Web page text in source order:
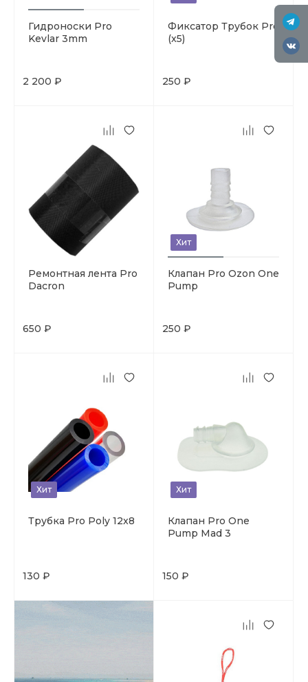
Гидроноски Pro
Kevlar 3mm
2 200 ₽
Фиксатор Трубок Pro
(x5)
250 ₽
Ремонтная лента Pro
Dacron
650 ₽
Хит
Клапан Pro Ozon One
Pump
250 ₽
Хит
Трубка Pro Poly 12x8
130 ₽
Хит
Клапан Pro One
Pump Mad 3
150 ₽